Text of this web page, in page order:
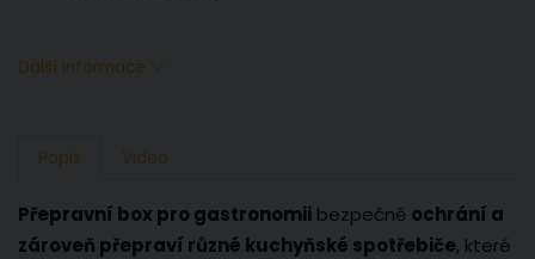
Další informace
Popis Video
Přepravní box pro gastronomii bezpečně ochrání a
zároveň přepraví různé kuchyňské spotřebiče, které